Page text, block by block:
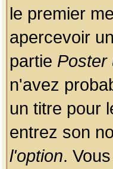
le premier
apercevoir
partie Poster
n'avez
un titre pour
entrez son
l'option.